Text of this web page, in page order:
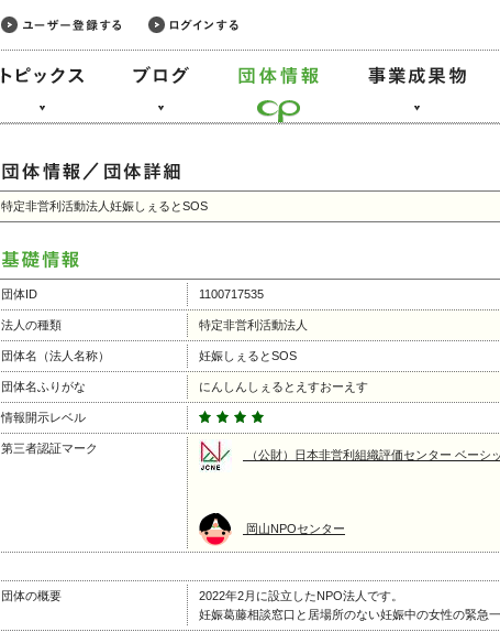
特定非営利活動法人妊娠しぇるとSOS
団体ID 1100717535
法人の種類 特定非営利活動法人
団体名（法人名称） 妊娠しぇるとSOS
団体名ふりがな にんしんしぇるとえすおーえす
情報開示レベル
第三者認証マーク （公財）日本非営利組織評価センター ベーシ
岡山NPOセンター
団体の概要
2022年2月に設立したNPO法人です。
妊娠葛藤相談窓口と居場所のない妊娠中の女性の緊急